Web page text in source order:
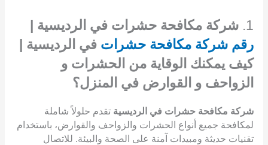
1. شركة مكافحة حشرات في الرديسية |
رقم شركة مكافحة حشرات في الرديسية |
كيف يمكنك الوقاية من الحشرات و
الزواحف و القوارض في المنزل؟
شركة مكافحة حشرات في الرديسية تقدم حلولاً شاملة
لمكافحة جميع أنواع الحشرات والزواحف والقوارض، باستخدام
تقنيات حديثة ومبيدات آمنة على الصحة والبيئة. للاتصال